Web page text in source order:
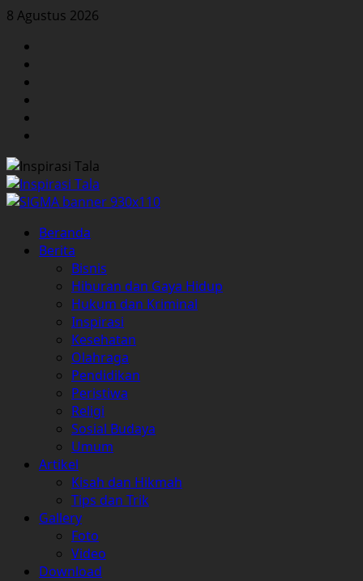
Skip
content
8 Agustus 2026
Primary
Menu
Beranda
Berita
Bisnis
Hiburan dan Gaya Hidup
Hukum dan Kriminal
Inspirasi
Kesehatan
Olahraga
Pendidikan
Peristiwa
Religi
Sosial Budaya
Umum
Artikel
Kisah dan Hikmah
Tips dan Trik
Gallery
Foto
Video
Download